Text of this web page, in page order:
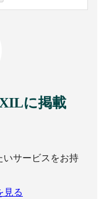
求リストに追加
Eyes
求リストに追加
に掲載
いサービスをお持
見る